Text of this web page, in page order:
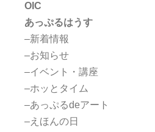
OIC
あっぷるはうす
–新着情報
–お知らせ
–イベント・講座
–ホッとタイム
–あっぷるdeアート
–えほんの日